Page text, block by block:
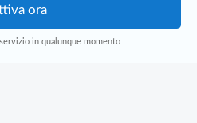
in qualunque momento